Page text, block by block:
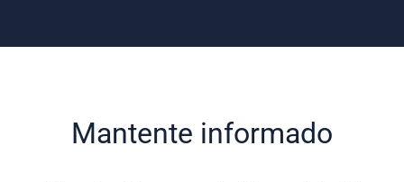
Mantente informado